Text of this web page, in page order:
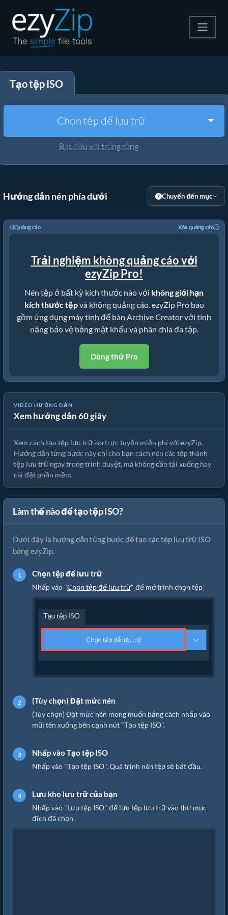
Giải nén
Công cụ khác
Tạo tệp ISO
Chọn tệp để lưu trữ
Bắt đầu với trống rỗng
Hướng dẫn nén phía dưới Chuyển đến mục
Quảng cáo Xóa quảng cáo
Trải nghiệm không quảng cáo với
ezyZip Pro!
Nén tệp ở bất kỳ kích thước nào với không giới hạn
kích thước tệpvà không quảng cáo. ezyZip Pro bao
gồm ứng dụng máy tính để bàn Archive Creator với tính
năng bảo vệ bằng mật khẩu và phân chia đa tập.
Dùng thử Pro
VIDEO HƯỚNG DẪN
Xem hướng dẫn 60 giây
Cách tạo tệp lưu trữ iso trực tuyến với ezyZip (miễn phí, không
cần cài đặt)
Xem cách tạo tệp lưu trữ iso trực tuyến miễn phí với ezyZip.
Hướng dẫn từng bước này chỉ cho bạn cách nén các tệp thành
tệp lưu trữ ngay trong trình duyệt, mà không cần tải xuống hay
cài đặt phần mềm.
Làm thế nào để tạo tệp ISO?
Dưới đây là hướng dẫn từng bước để tạo các tệp lưu trữ ISO
bằng ezyZip.
Chọn tệp để lưu trữ
Nhấp vào "Chọn tệp để lưu trữ" để mở trình chọn tệp
(Tùy chọn) Đặt mức nén
(Tùy chọn) Đặt mức nén mong muốn bằng cách nhấp vào
mũi tên xuống bên cạnh nút "Tạo tệp ISO".
Nhấp vào Tạo tệp ISO
Nhấp vào "Tạo tệp ISO". Quá trình nén tệp sẽ bắt đầu.
Lưu kho lưu trữ của bạn
Nhấp vào "Lưu tệp ISO" để lưu tệp lưu trữ vào thư mục
đích đã chọn.